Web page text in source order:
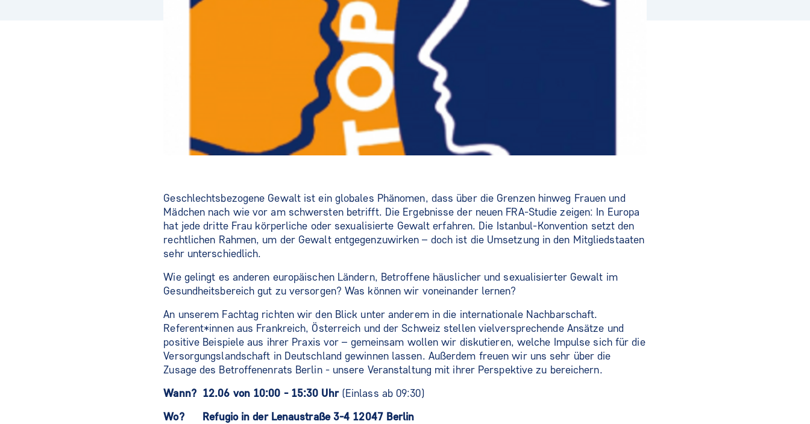
Geschlechtsbezogene Gewalt ist ein globales Phänomen, dass über die Grenzen hinweg Frauen und
Mädchen nach wie vor am schwersten betrifft. Die Ergebnisse der neuen FRA-Studie zeigen: In Europa
hat jede dritte Frau körperliche oder sexualisierte Gewalt erfahren. Die Istanbul-Konvention setzt den
rechtlichen Rahmen, um der Gewalt entgegenzuwirken – doch ist die Umsetzung in den Mitgliedstaaten
sehr unterschiedlich.
Wie gelingt es anderen europäischen Ländern, Betroffene häuslicher und sexualisierter Gewalt im
Gesundheitsbereich gut zu versorgen? Was können wir voneinander lernen?
An unserem Fachtag richten wir den Blick unter anderem in die internationale Nachbarschaft.
Referent*innen aus Frankreich, Österreich und der Schweiz stellen vielversprechende Ansätze und
positive Beispiele aus ihrer Praxis vor – gemeinsam wollen wir diskutieren, welche Impulse sich für die
Versorgungslandschaft in Deutschland gewinnen lassen. Außerdem freuen wir uns sehr über die
Zusage des Betroffenenrats Berlin - unsere Veranstaltung mit ihrer Perspektive zu bereichern.
Wann? 12.06 von 10:00 - 15:30 Uhr (Einlass ab 09:30)
Wo? Refugio in der Lenaustraße 3-4 12047 Berlin